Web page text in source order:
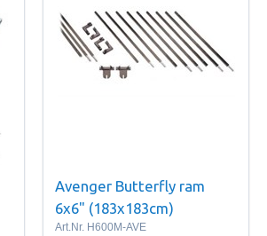
Avenger Butterfly ram
6x6" (183x183cm)
Art.Nr. H600M-AVE